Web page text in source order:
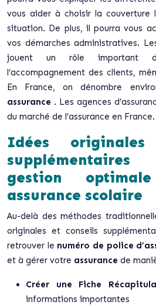
vous aider à choisir la
situation. De plus, il pourra vous
vos démarches administratives.
jouent un rôle important
l’accompagnement des clients,
En France, on dénombre
assurance . Les agences
du marché de l’assurance en France.
Idées
gestion
assurance scolaire
Au-delà des méthodes
originales et conseils
retrouver le numéro de police
et à gérer votre assurance de
Créer une Fiche
informations importantes